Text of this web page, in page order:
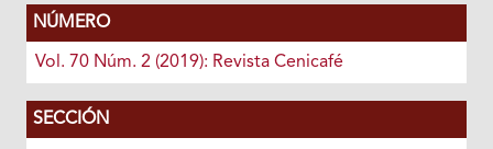
NÚMERO
Vol. 70 Núm. 2 (2019): Revista Cenicafé
SECCIÓN